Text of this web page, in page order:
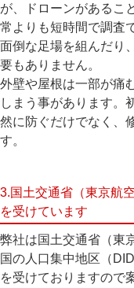
が、ドローンがあるこ
常よりも短時間で調査
面倒な足場を組んだり
要もありません。
外壁や屋根は一部が痛
しまう事があります。
然に防ぐだけでなく、
す。
3.国土交通省（東京航
を受けています
弊社は国土交通省（東
国の人口集中地区（
を受けておりますので